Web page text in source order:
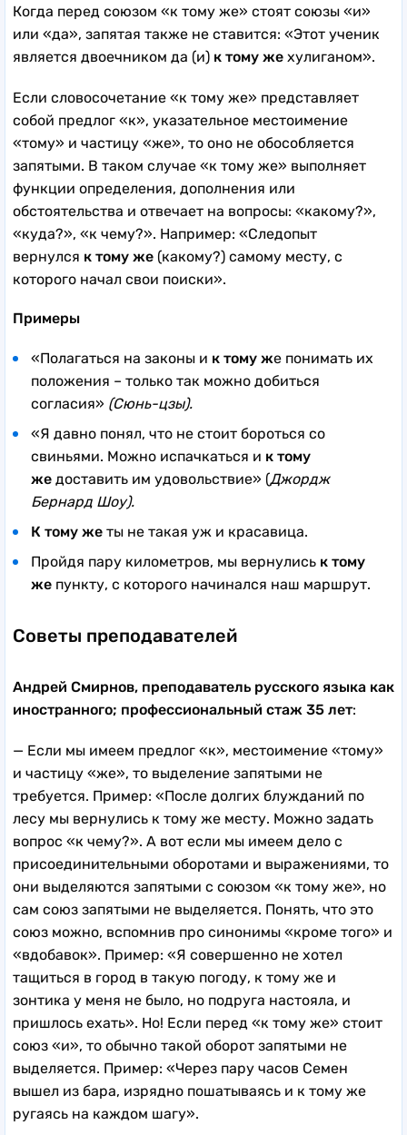
Когда перед союзом «к тому же» стоят союзы «и»
или «да», запятая также не ставится: «Этот ученик
является двоечником да (и) к тому же хулиганом».
Если словосочетание «к тому же» представляет
собой предлог «к», указательное местоимение
«тому» и частицу «же», то оно не обособляется
запятыми. В таком случае «к тому же» выполняет
функции определения, дополнения или
обстоятельства и отвечает на вопросы: «какому?»,
«куда?», «к чему?». Например: «Следопыт
вернулся к тому же (какому?) самому месту, с
которого начал свои поиски».
Примеры
«Полагаться на законы и к тому же понимать их
положения – только так можно добиться
согласия» (Сюнь-цзы).
«Я давно понял, что не стоит бороться со
свиньями. Можно испачкаться и к тому
же доставить им удовольствие» (Джордж
Бернард Шоу).
К тому же ты не такая уж и красавица.
Пройдя пару километров, мы вернулись к тому
же пункту, с которого начинался наш маршрут.
Советы преподавателей
Андрей Смирнов, преподаватель русского языка как
иностранного; профессиональный стаж 35 лет:
— Если мы имеем предлог «к», местоимение «тому»
и частицу «же», то выделение запятыми не
требуется. Пример: «После долгих блужданий по
лесу мы вернулись к тому же месту. Можно задать
вопрос «к чему?». А вот если мы имеем дело с
присоединительными оборотами и выражениями, то
они выделяются запятыми с союзом «к тому же», но
сам союз запятыми не выделяется. Понять, что это
союз можно, вспомнив про синонимы «кроме того» и
«вдобавок». Пример: «Я совершенно не хотел
тащиться в город в такую погоду, к тому же и
зонтика у меня не было, но подруга настояла, и
пришлось ехать». Но! Если перед «к тому же» стоит
союз «и», то обычно такой оборот запятыми не
выделяется. Пример: «Через пару часов Семен
вышел из бара, изрядно пошатываясь и к тому же
ругаясь на каждом шагу».